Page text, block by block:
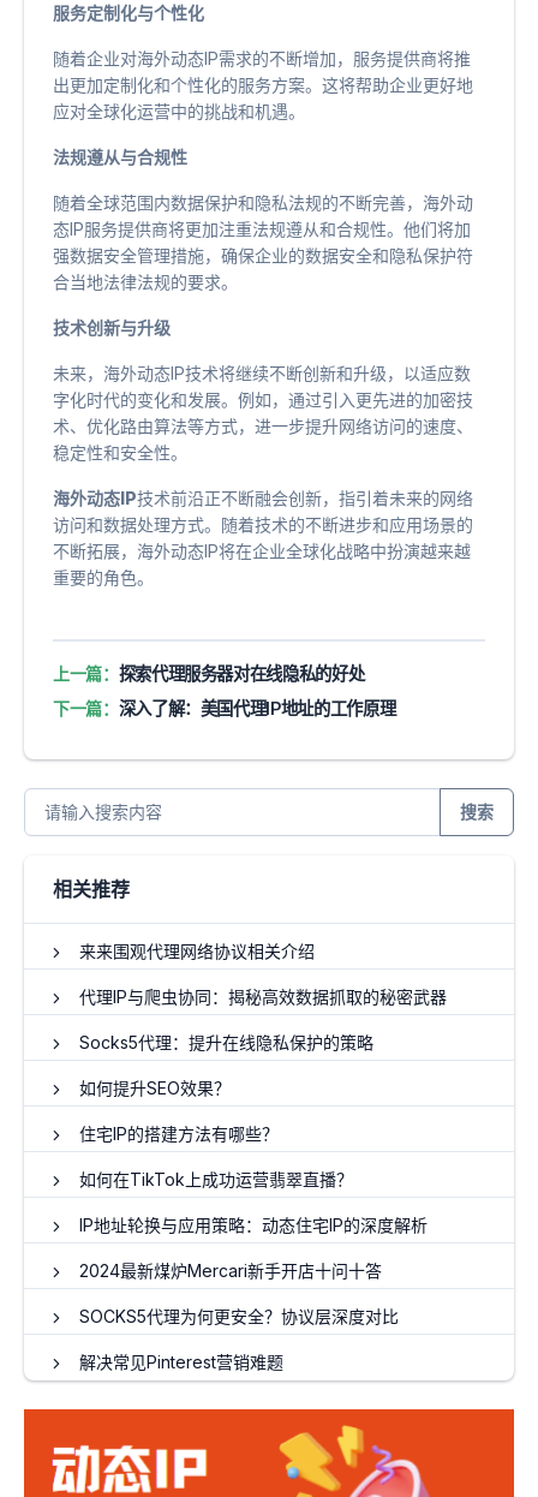
服务定制化与个性化
随着企业对海外动态IP需求的不断增加，服务提供商将推
出更加定制化和个性化的服务方案。这将帮助企业更好地
应对全球化运营中的挑战和机遇。
法规遵从与合规性
随着全球范围内数据保护和隐私法规的不断完善，海外动
态IP服务提供商将更加注重法规遵从和合规性。他们将加
强数据安全管理措施，确保企业的数据安全和隐私保护符
合当地法律法规的要求。
技术创新与升级
未来，海外动态IP技术将继续不断创新和升级，以适应数
字化时代的变化和发展。例如，通过引入更先进的加密技
术、优化路由算法等方式，进一步提升网络访问的速度、
稳定性和安全性。
海外动态IP技术前沿正不断融会创新，指引着未来的网络
访问和数据处理方式。随着技术的不断进步和应用场景的
不断拓展，海外动态IP将在企业全球化战略中扮演越来越
重要的角色。
上一篇： 探索代理服务器对在线隐私的好处
下一篇： 深入了解：美国代理IP地址的工作原理
搜索
相关推荐
来来围观代理网络协议相关介绍
代理IP与爬虫协同：揭秘高效数据抓取的秘密武器
Socks5代理：提升在线隐私保护的策略
如何提升SEO效果？
住宅IP的搭建方法有哪些？
如何在TikTok上成功运营翡翠直播？
IP地址轮换与应用策略：动态住宅IP的深度解析
2024最新煤炉Mercari新手开店十问十答
SOCKS5代理为何更安全？协议层深度对比
解决常见Pinterest营销难题